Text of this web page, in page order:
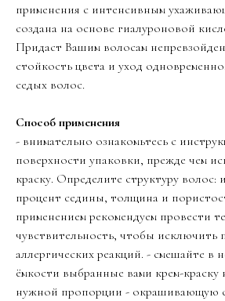
применения с интенсивным
создана на основе гиалуроновой
Придаст Вашим волосам
стойкость цвета и уход
седых волос.
Способ применения
- внимательно ознакомьтесь с
поверхности упаковки, прежде чем
краску. Определите структуру волос:
процент седины, толщина и
применением рекомендуем провести
чувствительность, чтобы исключить
аллергических реакций. - смешайте в
ёмкости выбранные вами крем-краску
нужной пропорции - окрашивающую